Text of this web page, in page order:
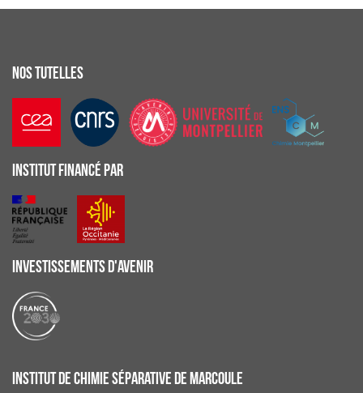
NOS TUTELLES
INSTITUT FINANCÉ PAR
INVESTISSEMENTS D'AVENIR
INSTITUT DE CHIMIE SÉPARATIVE DE MARCOULE